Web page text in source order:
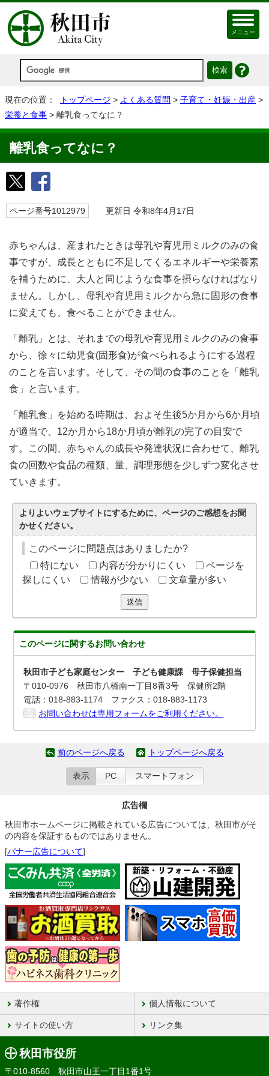
メニュー
現在の位置： トップページ > よくある質問 > 子育て・妊娠・出産 >
栄養と食事 > 離乳食ってなに？
離乳食ってなに？
ページ番号1012979 更新日 令和8年4月17日
赤ちゃんは、産まれたときは母乳や育児用ミルクのみの食
事ですが、成長とともに不足してくるエネルギーや栄養素
を補うために、大人と同じような食事を摂らなければなり
ません。しかし、母乳や育児用ミルクから急に固形の食事
に変えても、食べることができません。
「離乳」とは、それまでの母乳や育児用ミルクのみの食事
から、徐々に幼児食(固形食)が食べられるようにする過程
のことを言います。そして、その間の食事のことを「離乳
食」と言います。
「離乳食」を始める時期は、およそ生後5か月から6か月頃
が適当で、12か月から18か月頃が離乳の完了の目安で
す。この間、赤ちゃんの成長や発達状況に合わせて、離乳
食の回数や食品の種類、量、調理形態を少しずつ変化させ
ていきます。
よりよいウェブサイトにするために、ページのご感想をお聞
かせください。
このページに問題点はありましたか?
特にない
内容が分かりにくい
ページを
探しにくい
情報が少ない 文章量が多い
送信
このページに関するお問い合わせ
秋田市子ども家庭センター 子ども健康課 母子保健担当
〒010-0976 秋田市八橋南一丁目8番3号 保健所2階
電話：018-883-1174 ファクス：018-883-1173
お問い合わせは専用フォームをご利用ください。
前のページへ戻る トップページへ戻る
表示 PC スマートフォン
広告欄
秋田市ホームページに掲載されている広告については、秋田市がそ
の内容を保証するものではありません。
[バナー広告について]
著作権 個人情報について
サイトの使い方 リンク集
秋田市役所
〒010-8560 秋田市山王一丁目1番1号